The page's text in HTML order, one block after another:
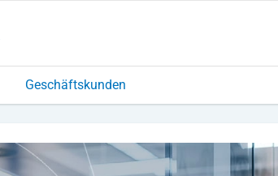
Geschäftskunden